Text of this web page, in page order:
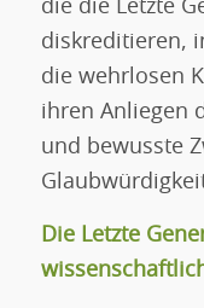
die die Letzte
diskreditieren,
die wehrlosen
ihren Anliegen
und bewusste
Die Letzte